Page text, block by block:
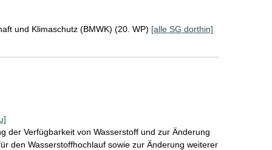
und Klimaschutz (BMWK) (20. WP) [alle SG dorthin]
der Verfügbarkeit von Wasserstoff und zur Änderung
den Wasserstoffhochlauf sowie zur Änderung weiterer